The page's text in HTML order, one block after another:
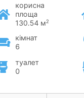
корисна
площа
130.54 м2
кімнат
6
туалет
0